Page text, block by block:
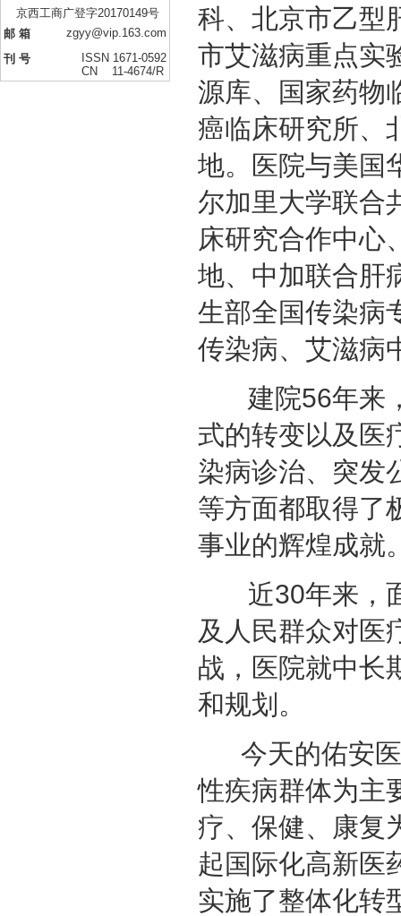
京西工商广登字20170149号
邮 箱
zgyy@vip.163.com
刊 号
ISSN 1671-0592
CN 11-4674/R
科、北京市乙型
市艾滋病重点实
源库、国家药物
癌临床研究所、
地。医院与美国
尔加里大学联合
床研究合作中心
地、中加联合肝
生部全国传染病
传染病、艾滋病
建院56年来，
式的转变以及医
染病诊治、突发
等方面都取得了
事业的辉煌成就
近30年来，面
及人民群众对医
战，医院就中长
和规划。
今天的佑安医
性疾病群体为主
疗、保健、康复
起国际化高新医
实施了整体化转